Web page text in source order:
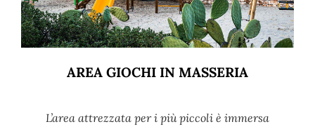
AREA GIOCHI IN MASSERIA
L’area attrezzata per i più piccoli è immersa